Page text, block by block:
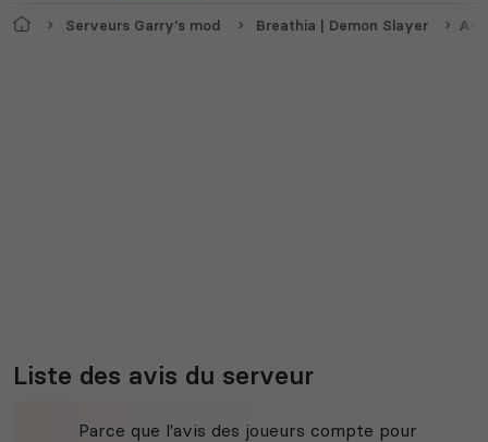
AccueilServeurs Garry's mod Breathia | Demon Slayer
Liste des avis du serveur
Parce que l'avis des joueurs compte pour